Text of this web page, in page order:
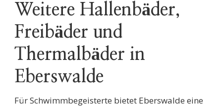
Weitere Hallenbäder,
Freibäder und
Thermalbäder in
Eberswalde
Für Schwimmbegeisterte bietet Eberswalde eine